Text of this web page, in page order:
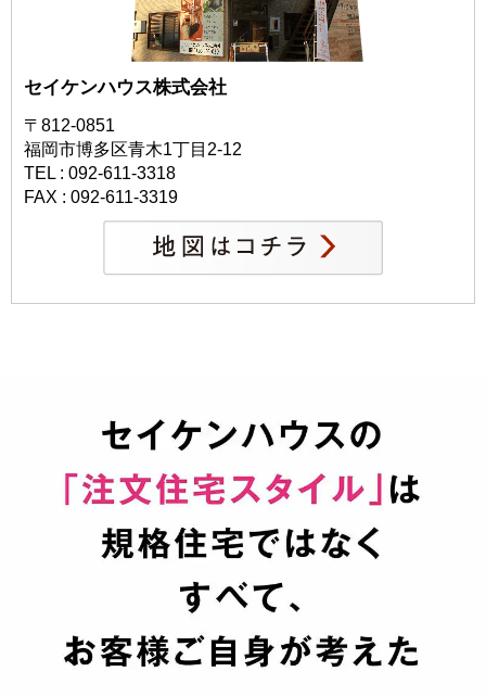
セイケンハウス株式会社
〒812-0851
福岡市博多区青木1丁目2-12
TEL : 092-611-3318
FAX : 092-611-3319